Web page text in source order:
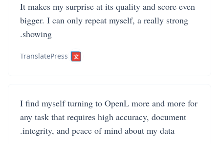
It makes my surprise at its quality and score even
bigger. I can only repeat myself, a really strong
showing.
TranslatePress
I find myself turning to OpenL more and more for
any task that requires high accuracy, document
integrity, and peace of mind about my data.